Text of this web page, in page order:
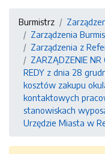
Burmistrz
Zarządzenia
Zarządzenia z
ZARZĄDZENIE
REDY z dnia 28
kosztów zakupu
kontaktowych
stanowiskach
Urzędzie Miasta w